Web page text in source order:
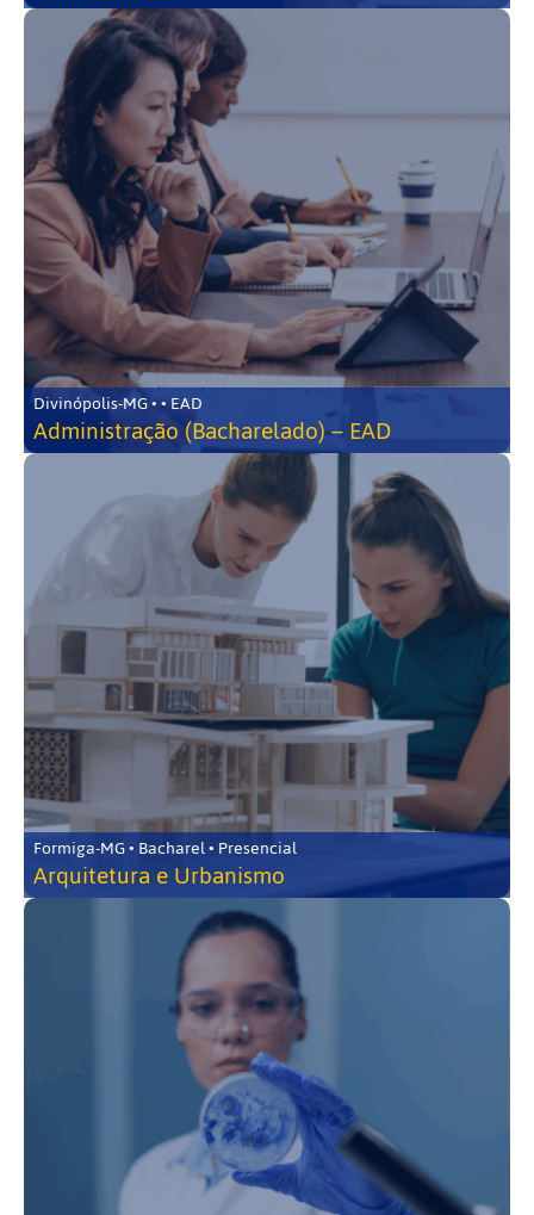
Divinópolis-MG • • EAD
Administração (Bacharelado) – EAD
Formiga-MG • Bacharel • Presencial
Arquitetura e Urbanismo